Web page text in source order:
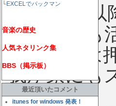
└EXCELでパックマン
音楽の歴史
人気ネタリンク集
BBS（掲示板）
最近頂いたコメント
itunes for windows 発表！
1975年以
街はとても
商展示会は
我が家にも